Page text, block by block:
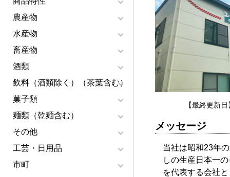
農産物
水産物
畜産物
酒類
飲料（酒類除く）（茶葉含む）
菓子類
麺類（乾麺含む）
その他
工芸・日用品
市町
【最終更新
メッセージ
当社は昭和23年
しの生産日本一
を代表する会社